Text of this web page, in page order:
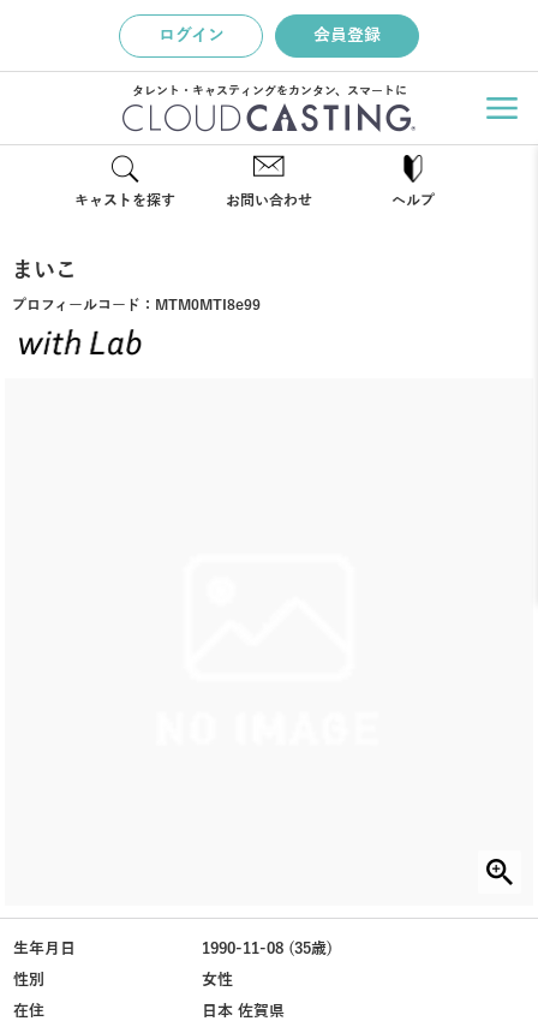
ログイン 会員登録
タレント・キャスティングをカンタン、スマートに
キャストを探す お問い合わせ ヘルプ
まいこ
プロフィールコード： MTM0MTI8e99
生年月日
1990-11-08 (35歳)
性別
女性
在住
日本 佐賀県